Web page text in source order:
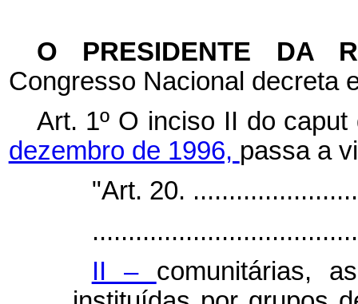
O PRESIDENTE DA
Congresso Nacional decreta
Art. 1º O inciso II do
dezembro de 1996, passa a
"Art. 20.
II – comunitárias,